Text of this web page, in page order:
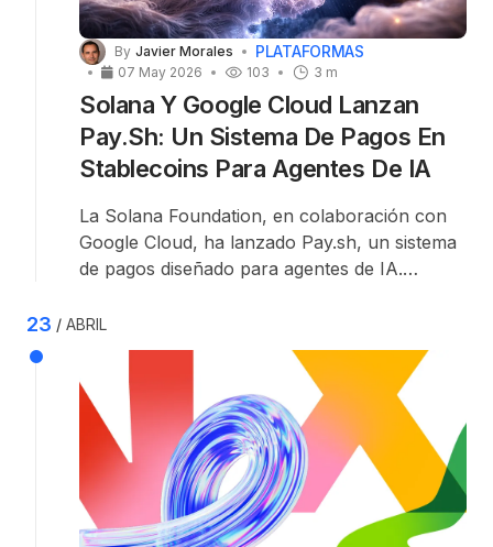
By Javier Morales PLATAFORMAS
3 m
07 May 2026 103
Solana Y Google Cloud Lanzan
Pay.sh: Un Sistema De Pagos En
Stablecoins Para Agentes De IA
La Solana Foundation, en colaboración con
Google Cloud, ha lanzado Pay.sh, un sistema
de pagos diseñado para agentes de IA.
protocolo permite a los agentes descubrir
APIs, acceder a ellas y pagar por suusocon
stablecoins en la red de Solana.
23 ABRIL